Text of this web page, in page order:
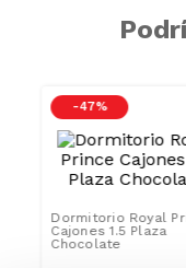
-47 %
Dormitorio Royal
Cajones 1.5 Plaza
Chocolate